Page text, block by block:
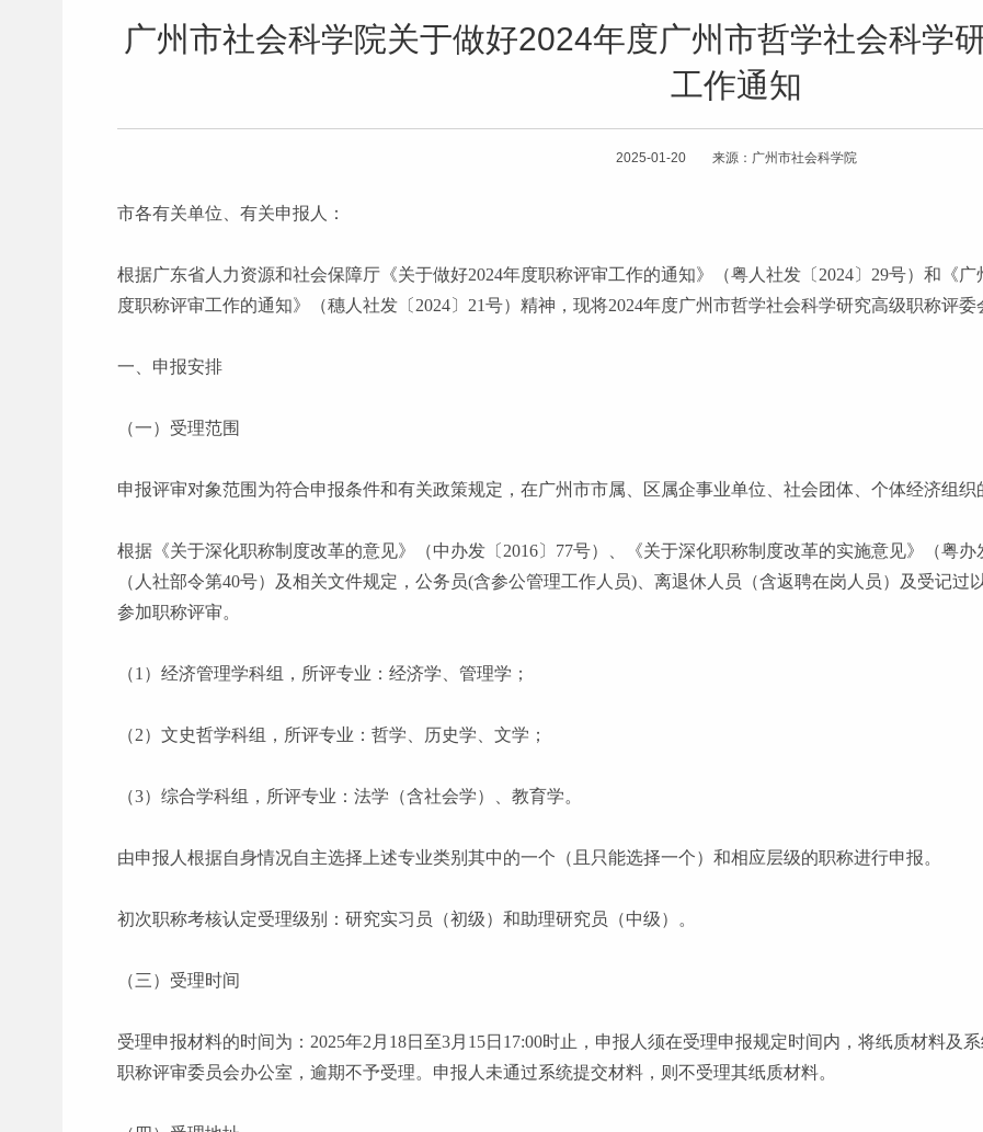
广州市社会科学院关于做好2024年度广州市哲学社会科学
工作通知
2025-01-20 来源：广州市社会科学院
市各有关单位、有关申报人：
根据广东省人力资源和社会保障厅《关于做好2024年度职称评审工作的通知》（粤人社发〔2024〕29号）和《
度职称评审工作的通知》（穗人社发〔2024〕21号）精神，现将2024年度广州市哲学社会科学研究高级职称评
一、申报安排
（一）受理范围
申报评审对象范围为符合申报条件和有关政策规定，在广州市市属、区属企事业单位、社会团体、个体经济组织
根据《关于深化职称制度改革的意见》（中办发〔 2016〕77号）、《关于深化职称制度改革的实施意见》（粤办
（人社部令第40号）及相关文件规定，公务员(含参公管理工作人员)、离退休人员（含返聘在岗人员）及受记
参加职称评审。
（1）经济管理学科组，所评专业：经济学、管理学；
（2）文史哲学科组，所评专业：哲学、历史学、文学；
（3）综合学科组，所评专业：法学（含社会学）、教育学。
由申报人根据自身情况自主选择上述专业类别其中的一个（且只能选择一个）和相应层级的职称进行申报。
初次职称考核认定受理级别：研究实习员（初级）和助理研究员（中级）。
（三）受理时间
受理申报材料的时间为： 2025年2月18日至3月15日17:00时止，申报人须在受理申报规定时间内，将纸质材料及
职称评审委员会办公室，逾期不予受理。申报人未通过系统提交材料，则不受理其纸质材料。